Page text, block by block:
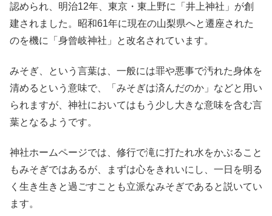
認められ、明治12年、東京・東上野に「井上神社」が創
建されました。昭和61年に現在の山梨県へと遷座された
のを機に「身曾岐神社」と改名されています。
みそぎ、という言葉は、一般には罪や悪事で汚れた身体を
清めるという意味で、「みそぎは済んだのか」などと用い
られますが、神社においてはもう少し大きな意味を含む言
葉となるようです。
神社ホームページでは、修行で滝に打たれ水をかぶること
もみそぎではあるが、まずは心をきれいにし、一日を明る
く生き生きと過ごすことも立派なみそぎであると説いてい
ます。